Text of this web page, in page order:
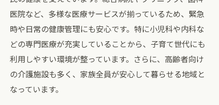
医院など、多様な医療サービスが揃っているため、緊急
時や日常の健康管理にも安心です。特に小児科や内科な
どの専門医療が充実していることから、子育て世代にも
利用しやすい環境が整っています。さらに、高齢者向け
の介護施設も多く、家族全員が安心して暮らせる地域と
なっています。